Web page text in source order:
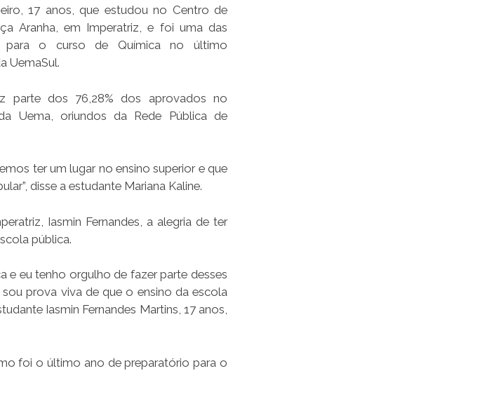
17 anos, que estudou no Centro de
Aranha, em Imperatriz, e foi uma das
para o curso de Química no último
UemaSul.
parte dos 76,28% dos aprovados no
Uema, oriundos da Rede Pública de
ter um lugar no ensino superior e que
disse a estudante Mariana Kaline.
Iasmin Fernandes, a alegria de ter
pública.
e eu tenho orgulho de fazer parte desses
prova viva de que o ensino da escola
Iasmin Fernandes Martins, 17 anos,
foi o último ano de preparatório para o